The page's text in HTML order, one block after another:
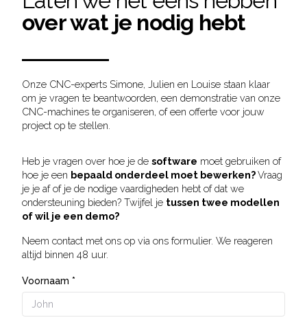
over wat je nodig hebt
Onze CNC-experts Simone, Julien en Louise staan klaar
om je vragen te beantwoorden, een demonstratie van onze
CNC-machines te organiseren, of een offerte voor jouw
project op te stellen.
Heb je vragen over hoe je de software moet gebruiken of
hoe je een bepaald onderdeel moet bewerken?Vraag
je je af of je de nodige vaardigheden hebt of dat we
ondersteuning bieden? Twijfel je tussen twee modellen
of wil je een demo?
Neem contact met ons op via ons formulier. We reageren
altijd binnen 48 uur.
Voornaam *